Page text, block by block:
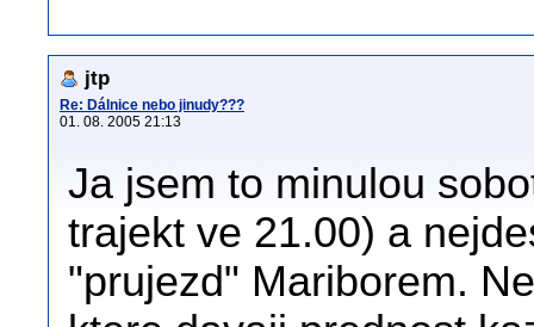
jtp
Re: Dálnice nebo jinudy???
01. 08. 2005 21:13
Ja jsem to minulou
trajekt ve 21.00) a
"prujezd" Mariborem.